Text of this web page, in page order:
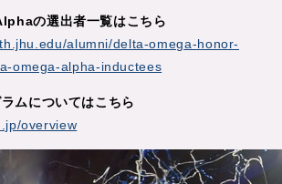
の選出者一覧はこちら
alumni/delta-omega-honor-
omega-alpha-inductees
ムについてはこちら
overview